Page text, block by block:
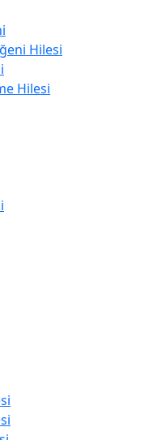
Hilesi
Hilesi